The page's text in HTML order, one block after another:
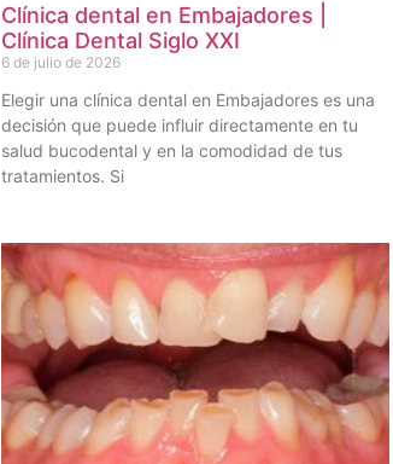
Clínica dental en Embajadores |
Clínica Dental Siglo XXI
6 de julio de 2026
Elegir una clínica dental en Embajadores es una
decisión que puede influir directamente en tu
salud bucodental y en la comodidad de tus
tratamientos. Si